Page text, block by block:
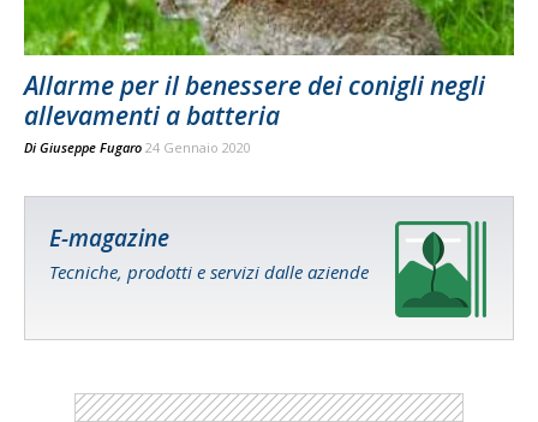
Allarme per il benessere dei conigli negli
allevamenti a batteria
Di Giuseppe Fugaro 24 Gennaio 2020
E-magazine
Tecniche, prodotti e servizi dalle aziende